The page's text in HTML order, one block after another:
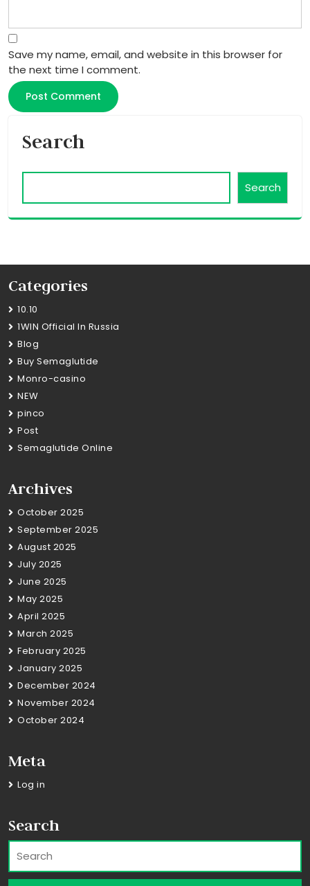
Save my name, email, and website in this browser for
the next time I comment.
Search
Search
Categories
10.10
1WIN Official In Russia
Blog
Buy Semaglutide
Monro-casino
NEW
pinco
Post
Semaglutide Online
Archives
October 2025
September 2025
August 2025
July 2025
June 2025
May 2025
April 2025
March 2025
February 2025
January 2025
December 2024
November 2024
October 2024
Meta
Log in
Search